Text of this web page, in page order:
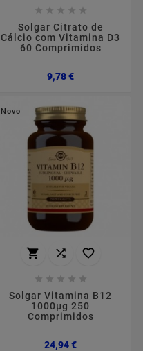
    
Solgar Citrato de
Cálcio com Vitamina D3
60 Comprimidos
9,78 €Preço
Novo
  
    
Solgar Vitamina B12
1000µg 250
Comprimidos
24,94 €Preço